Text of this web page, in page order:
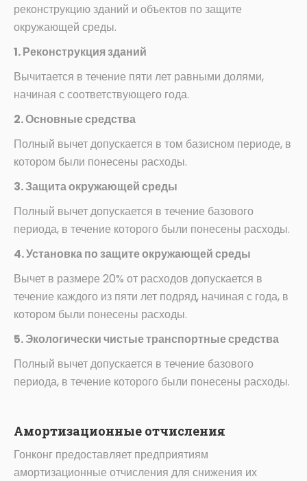
реконструкцию зданий и объектов по защите
окружающей среды.
1. Реконструкция зданий
Вычитается в течение пяти лет равными долями,
начиная с соответствующего года.
2. Основные средства
Полный вычет допускается в том базисном периоде, в
котором были понесены расходы.
3. Защита окружающей среды
Полный вычет допускается в течение базового
периода, в течение которого были понесены расходы.
4. Установка по защите окружающей среды
Вычет в размере 20% от расходов допускается в
течение каждого из пяти лет подряд, начиная с года, в
котором были понесены расходы.
5. Экологически чистые транспортные средства
Полный вычет допускается в течение базового
периода, в течение которого были понесены расходы.
Амортизационные отчисления
Гонконг предоставляет предприятиям
амортизационные отчисления для снижения их